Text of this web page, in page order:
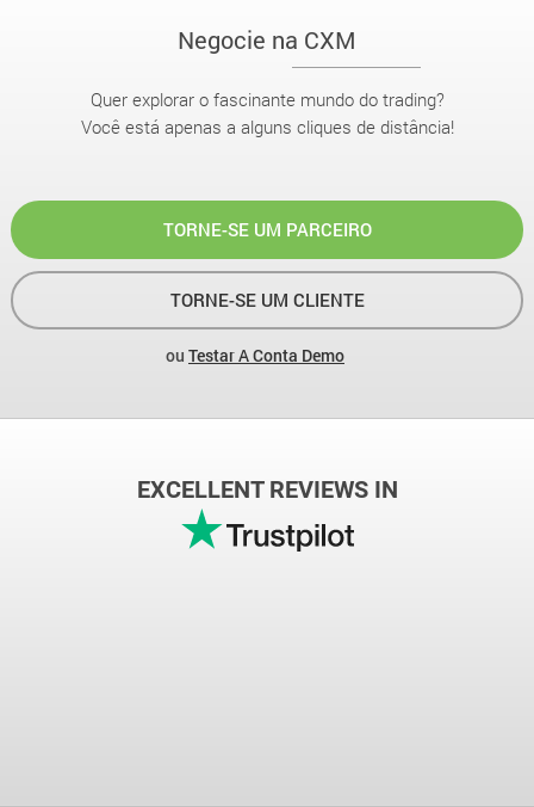
Negocie na CXM
Quer explorar o fascinante mundo do trading?
Você está apenas a alguns cliques de distância!
TORNE-SE UM PARCEIRO
TORNE-SE UM CLIENTE
ou Testar A Conta Demo
EXCELLENT REVIEWS IN